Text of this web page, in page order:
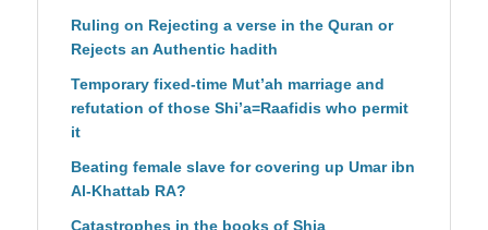
Ruling on Rejecting a verse in the Quran or
Rejects an Authentic hadith
Temporary fixed-time Mut’ah marriage and
refutation of those Shi’a=Raafidis who permit
it
Beating female slave for covering up Umar ibn
Al-Khattab RA?
Catastrophes in the books of Shia